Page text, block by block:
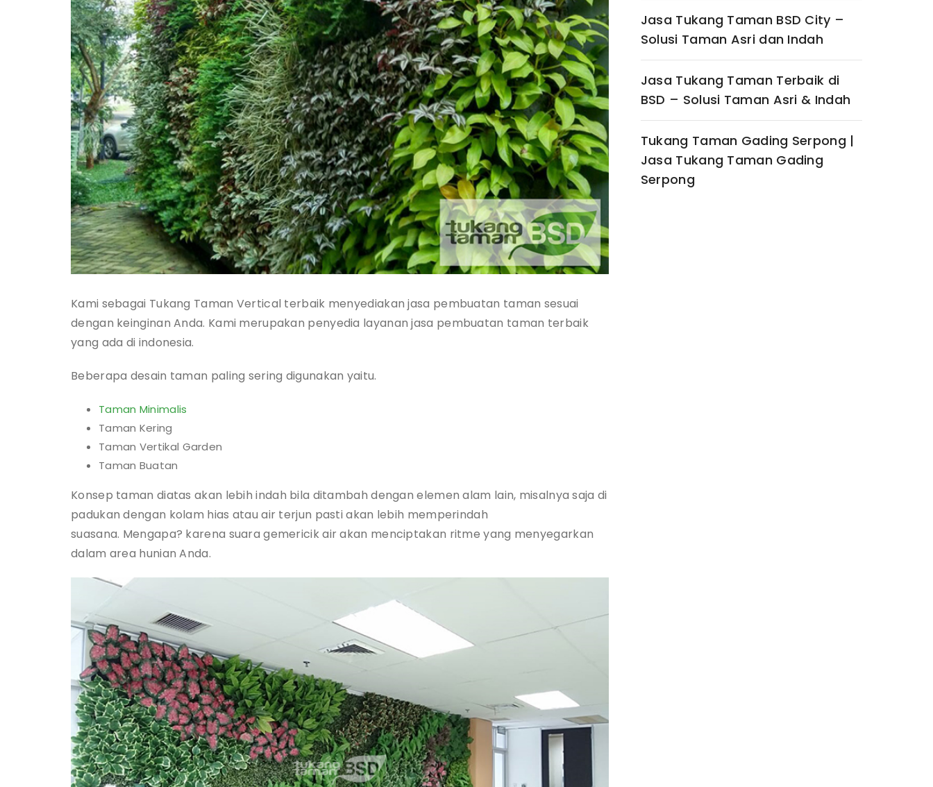
Kami sebagai Tukang Taman Vertical terbaik menyediakan jasa pembuatan taman sesuai
dengan keinginan Anda. Kami merupakan penyedia layanan jasa pembuatan taman terbaik
yang ada di indonesia.
Beberapa desain taman paling sering digunakan yaitu.
Taman Minimalis
Taman Kering
Taman Vertikal Garden
Taman Buatan
Konsep taman diatas akan lebih indah bila ditambah dengan elemen alam lain, misalnya saja di
padukan dengan kolam hias atau air terjun pasti akan lebih memperindah
suasana. Mengapa? karena suara gemericik air akan menciptakan ritme yang menyegarkan
dalam area hunian Anda.
Jasa Tukang Taman BSD City –
Solusi Taman Asri dan Indah
Jasa Tukang Taman Terbaik di
BSD – Solusi Taman Asri & Indah
Tukang Taman Gading Serpong |
Jasa Tukang Taman Gading
Serpong